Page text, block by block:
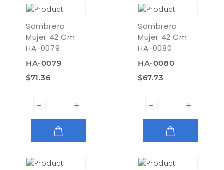
Sombrero
Mujer 42 Cm
HA-0079
HA-0079
$71.36
- +
Sombrero
Mujer 42 Cm
HA-0080
HA-0080
$67.73
- +